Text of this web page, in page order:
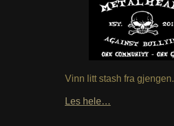
Vinn litt stash fra gjengen.
Les hele…